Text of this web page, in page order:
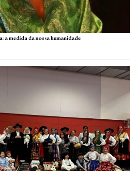
a medida da nossa humanidade